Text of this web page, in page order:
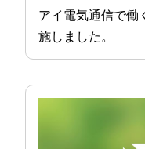
アイ電気通信で働
施しました。